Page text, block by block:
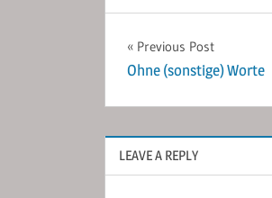
Post
navigation
Previous Post
Ohne (sonstige) Worte
LEAVE A REPLY